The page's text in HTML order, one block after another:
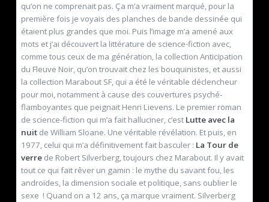
qu’on ne comprenait pas. Ça m’a vraiment marqué, pour la
première fois je voyais des planches de bande dessinée qui
étaient plus grandes que moi. Puis l’image m’a amené aux
mots et j’ai découvert la littérature de science-fiction avec,
comme tous ceux de ma génération, la collection Anticipation
du Fleuve Noir, qu’on trouvait chez les bouquinistes, et aussi
la collection Marabout SF, qui a été le véritable déclencheur
pour moi, notamment à cause des couvertures psyché-
flamboyantes que peignait Henri Lievens. Le premier roman
de science-fiction qui m’a fait halluciner, c’est Lutte avec la
nuitde William Sloane. Une véritable révélation. Et puis, en
1977, celui qui m’a définitivement fait basculer : La Tour de
verrede Robert Silverberg, toujours chez Marabout. Il y avait
tout ce qui fait rêver un gamin : le mythe du savant fou, les
androïdes, la dimension sociale et politique, sans oublier le
sexe ! Quand on a 12 ans, ça marque vraiment. Silverberg